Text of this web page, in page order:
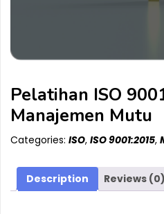
Pelatihan ISO
Manajemen Mutu
Categories: ISO, ISO 9001:2015,
Description Reviews (0)